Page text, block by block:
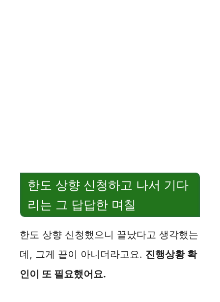
한도 상향 신청하고 나서 기다
리는 그 답답한 며칠
한도 상향 신청했으니 끝났다고 생각했는
데, 그게 끝이 아니더라고요. 진행상황 확
인이 또 필요했어요.